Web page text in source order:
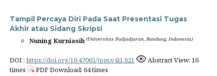
Tampil Percaya Diri Pada Saat Presentasi Tugas
Akhir atau Sidang Skripsi
Nuning Kurniasih (Universitas Padjadjaran, Bandung, Indonesia)
DOI : https://doi.org/10.47065/jpm.v4i1.821
Abstract View: 16
times
PDF Download: 64 times